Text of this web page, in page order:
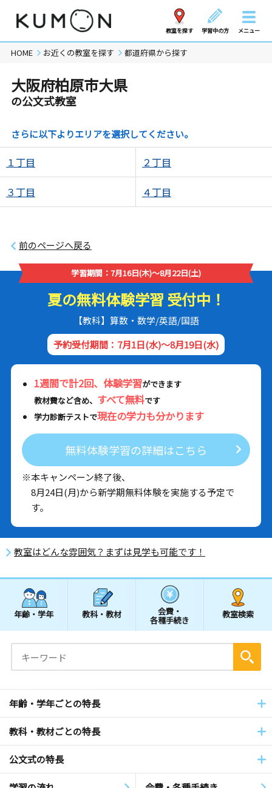
教室を探す 学習中の方 メニュー
HOME お近くの教室を探す 都道府県から探す
大阪府柏原市大県
の公文式教室
さらに以下よりエリアを選択してください。
１丁目 ２丁目
３丁目 ４丁目
前のページへ戻る
学習期間：7月16日(木)～8月22日(土)
夏の無料体験学習 受付中！
【教科】算数・数学/英語/国語
予約受付期間：7月1日(水)～8月19日(水)
1週間で計2回、体験学習ができます
教材費など含め、 すべて無料です
学力診断テストで現在の学力も分かります
無料体験学習の詳細はこちら
※本キャンペーン終了後、
8月24日(月)から新学期無料体験を実施する予定で
す。
教室はどんな雰囲気？まずは見学も可能です！
年齢・学年 教科・教材 会費・
各種手続き
教室検索
年齢・学年ごとの特長
教科・教材ごとの特長
公文式の特長